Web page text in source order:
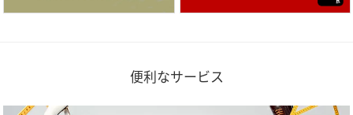
便利なサービス